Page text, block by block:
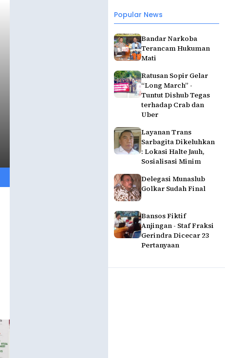
Popular News
Bandar Narkoba
Terancam Hukuman
Mati
Ratusan Sopir Gelar
“Long March” -
Tuntut Dishub Tegas
terhadap Crab dan
Uber
Layanan Trans
Sarbagita Dikeluhkan
: Lokasi Halte Jauh,
Sosialisasi Minim
Delegasi Munaslub
Golkar Sudah Final
Bansos Fiktif
Anjingan - Staf Fraksi
Gerindra Dicecar 23
Pertanyaan